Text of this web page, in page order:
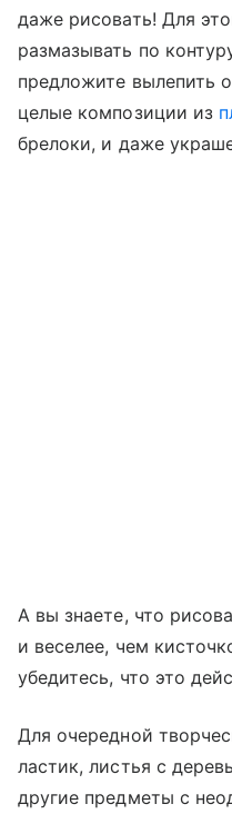
даже рисовать! Для
размазывать по
предложите вылепить
целые композиции из
брелоки, и даже
А вы знаете, что
и веселее, чем
убедитесь, что это
Для очередной
ластик, листья с
другие предметы с